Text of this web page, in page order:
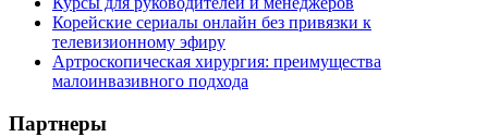
Корейские сериалы онлайн без привязки к
телевизионному эфиру
Артроскопическая хирургия: преимущества
малоинвазивного подхода
Партнеры